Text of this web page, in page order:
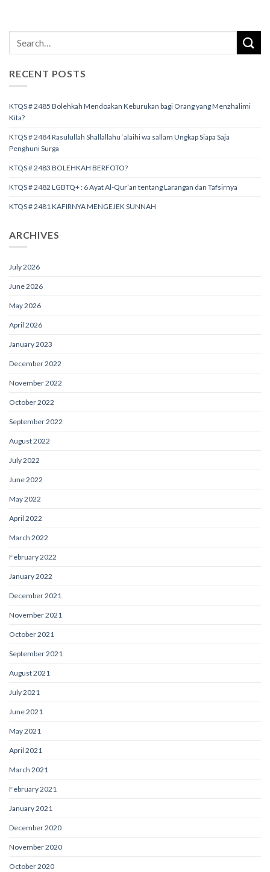
RECENT POSTS
KTQS # 2485 Bolehkah Mendoakan Keburukan bagi Orang yang Menzhalimi
Kita?
KTQS # 2484 Rasulullah Shallallahu ‘alaihi wa sallam Ungkap Siapa Saja
Penghuni Surga
KTQS # 2483 BOLEHKAH BERFOTO?
KTQS # 2482 LGBTQ+ : 6 Ayat Al-Qur’an tentang Larangan dan Tafsirnya
KTQS # 2481 KAFIRNYA MENGEJEK SUNNAH
ARCHIVES
July 2026
June 2026
May 2026
April 2026
January 2023
December 2022
November 2022
October 2022
September 2022
August 2022
July 2022
June 2022
May 2022
April 2022
March 2022
February 2022
January 2022
December 2021
November 2021
October 2021
September 2021
August 2021
July 2021
June 2021
May 2021
April 2021
March 2021
February 2021
January 2021
December 2020
November 2020
October 2020